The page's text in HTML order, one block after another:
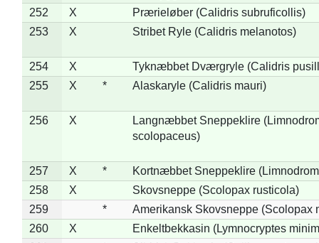
252
X
Prærieløber (Calidris subruficollis)
253
X Stribet Ryle (Calidris melanotos)
254 X
Tyknæbbet Dværgryle (Calidris
255
X * Alaskaryle (Calidris mauri)
256 X
Langnæbbet Sneppeklire
scolopaceus)
257 X *
Kortnæbbet Sneppeklire
258
X
Skovsneppe (Scolopax rusticola)
259
*
Amerikansk Skovsneppe (Scolopax
260
X
Enkeltbekkasin (Lymnocryptes